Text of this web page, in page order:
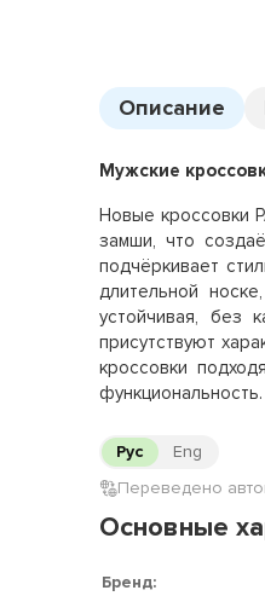
Описание
Мужские
Новые кроссовки
замши, что
подчёркивает
длительной
устойчивая, без
присутствуют
кроссовки
функциональность.
Рус
Eng
Переведено
Основные
Бренд: